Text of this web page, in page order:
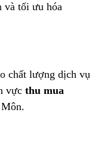
và tối ưu hóa
chất lượng dịch vụ
vực thu mua